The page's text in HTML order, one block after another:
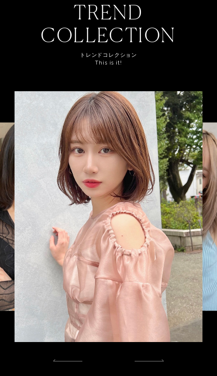
TREND
COLLECTION
トレンドコレクション
This is it!